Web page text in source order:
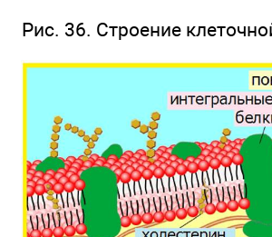
Рис. 36. Строение